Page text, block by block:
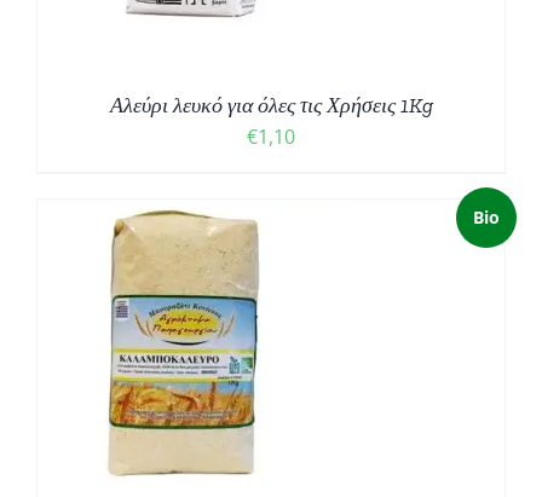
Αλεύρι λευκό για όλες τις Χρήσεις 1Kg
€1,10
Bio